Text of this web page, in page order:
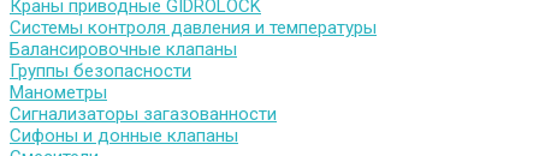
Краны приводные GIDROLOCK
Системы контроля давления и температуры
Балансировочные клапаны
Группы безопасности
Манометры
Сигнализаторы загазованности
Сифоны и донные клапаны